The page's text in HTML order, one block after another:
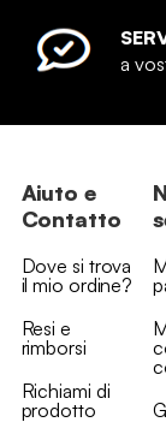
a
Aiuto e
Contatto
Dove si trova
il mio ordine?
Resi e
rimborsi
Richiami di
prodotto